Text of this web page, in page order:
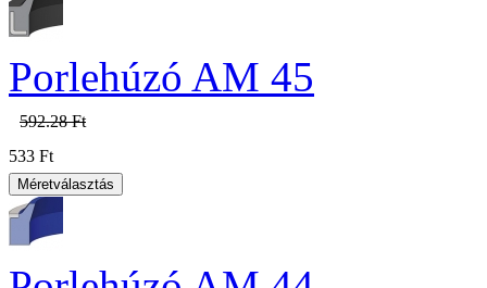
Porlehúzó AM 45
592.28 Ft
533 Ft